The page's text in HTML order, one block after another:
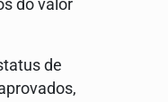
do valor
de